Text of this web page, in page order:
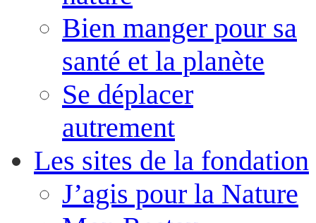
Bien manger pour sa
santé et la planète
Se déplacer
autrement
Les sites de la fondation
J’agis pour la Nature